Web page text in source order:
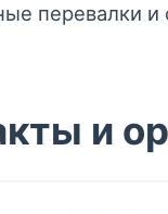
перевалки
и